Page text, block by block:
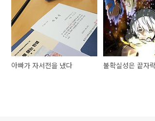
아빠가 자서전을 냈다